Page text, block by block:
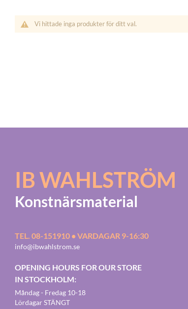
Vi hittade inga produkter för ditt val.
IB WAHLSTRÖM
Konstnärsmaterial
TEL. 08-151910 • VARDAGAR 9-16:30
info@ibwahlstrom.se
OPENING HOURS FOR OUR STORE
IN STOCKHOLM:
Måndag - Fredag 10-18
Lördagar STÄNGT